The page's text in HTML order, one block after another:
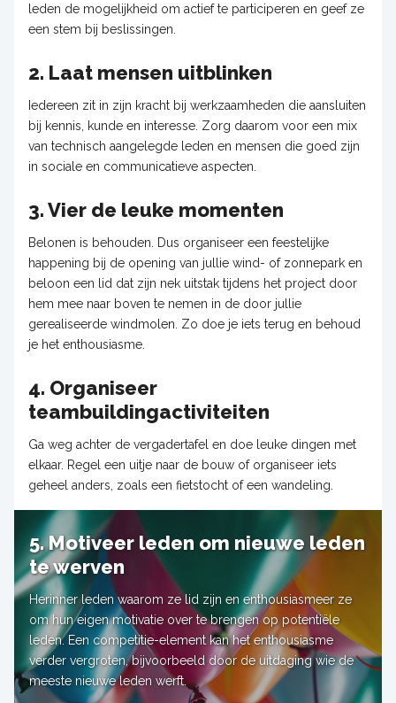
leden de mogelijkheid om actief te participeren en geef ze
een stem bij beslissingen.
2. Laat mensen uitblinken
Iedereen zit in zijn kracht bij werkzaamheden die aansluiten
bij kennis, kunde en interesse. Zorg daarom voor een mix
van technisch aangelegde leden en mensen die goed zijn
in sociale en communicatieve aspecten.
3. Vier de leuke momenten
Belonen is behouden. Dus organiseer een feestelijke
happening bij de opening van jullie wind- of zonnepark en
beloon een lid dat zijn nek uitstak tijdens het project door
hem mee naar boven te nemen in de door jullie
gerealiseerde windmolen. Zo doe je iets terug en behoud
je het enthousiasme.
4. Organiseer
teambuildingactiviteiten
Ga weg achter de vergadertafel en doe leuke dingen met
elkaar. Regel een uitje naar de bouw of organiseer iets
geheel anders, zoals een fietstocht of een wandeling.
5. Motiveer leden om nieuwe leden
te werven
Herinner leden waarom ze lid zijn en enthousiasmeer ze
om hun eigen motivatie over te brengen op potentiële
leden. Een competitie-element kan het enthousiasme
verder vergroten, bijvoorbeeld door de uitdaging wie de
meeste nieuwe leden werft.